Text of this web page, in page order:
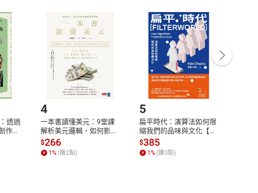
）
訂單」中點選「瀏覽訂單明細」
「申請取消訂單/退
宜。
品取消/退貨。
付款方式
Payment
完成訂單
Complete
登入帳號，下載書籍後看書
透過
作現
、如
子
4
一本書讀懂美元：9堂課
解析美元邏輯，如何影響
全球經濟和每個人的投資
【電子書】
$266
1% (賺2點)
5
扁平時代：演算法如何限
縮我們的品味與文化【電
子書】
$385
1% (賺3點)